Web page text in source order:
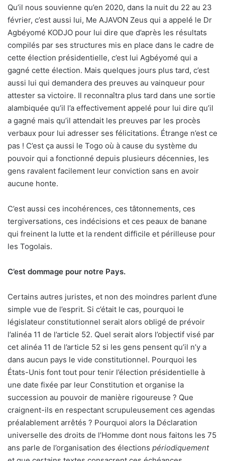
Qu’il nous souvienne qu’en 2020, dans la nuit du 22 au 23
février, c’est aussi lui, Me AJAVON Zeus qui a appelé le Dr
Agbéyomé KODJO pour lui dire que d’après les résultats
compilés par ses structures mis en place dans le cadre de
cette élection présidentielle, c’est lui Agbéyomé qui a
gagné cette élection. Mais quelques jours plus tard, c’est
aussi lui qui demandera des preuves au vainqueur pour
attester sa victoire. Il reconnaîtra plus tard dans une sortie
alambiquée qu’il l’a effectivement appelé pour lui dire qu’il
a gagné mais qu’il attendait les preuves par les procès
verbaux pour lui adresser ses félicitations. Étrange n’est ce
pas ! C’est ça aussi le Togo où à cause du système du
pouvoir qui a fonctionné depuis plusieurs décennies, les
gens ravalent facilement leur conviction sans en avoir
aucune honte.
C’est aussi ces incohérences, ces tâtonnements, ces
tergiversations, ces indécisions et ces peaux de banane
qui freinent la lutte et la rendent difficile et périlleuse pour
les Togolais.
C’est dommage pour notre Pays.
Certains autres juristes, et non des moindres parlent d’une
simple vue de l’esprit. Si c’était le cas, pourquoi le
législateur constitutionnel serait alors obligé de prévoir
l’alinéa 11 de l’article 52. Quel serait alors l’objectif visé par
cet alinéa 11 de l’article 52 si les gens pensent qu’il n’y a
dans aucun pays le vide constitutionnel. Pourquoi les
États-Unis font tout pour tenir l’élection présidentielle à
une date fixée par leur Constitution et organise la
succession au pouvoir de manière rigoureuse ? Que
craignent-ils en respectant scrupuleusement ces agendas
préalablement arrêtés ? Pourquoi alors la Déclaration
universelle des droits de l’Homme dont nous faitons les 75
ans parle de l’organisation des élections périodiquement